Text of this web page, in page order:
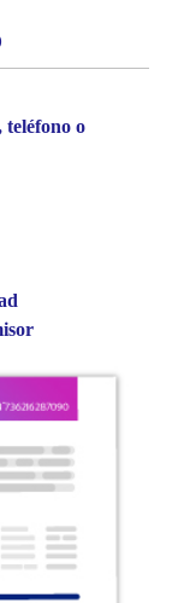
teléfono o